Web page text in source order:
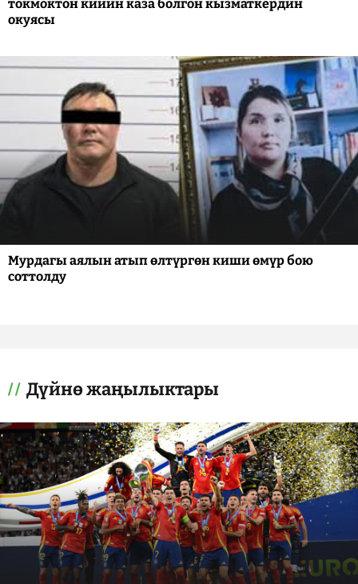
токмоктон кийин каза болгон кызматкердин
окуясы
Мурдагы аялын атып өлтүргөн киши өмүр бою
соттолду
Дүйнө жаңылыктары